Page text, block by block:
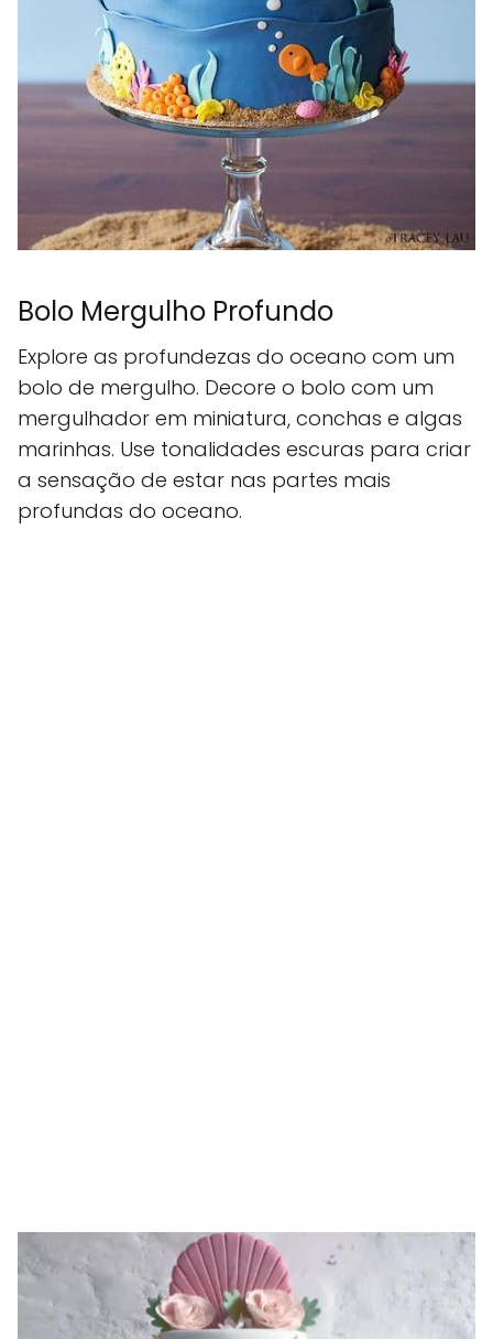
Bolo Mergulho Profundo
Explore as profundezas do oceano com um
bolo de mergulho. Decore o bolo com um
mergulhador em miniatura, conchas e algas
marinhas. Use tonalidades escuras para criar
a sensação de estar nas partes mais
profundas do oceano.